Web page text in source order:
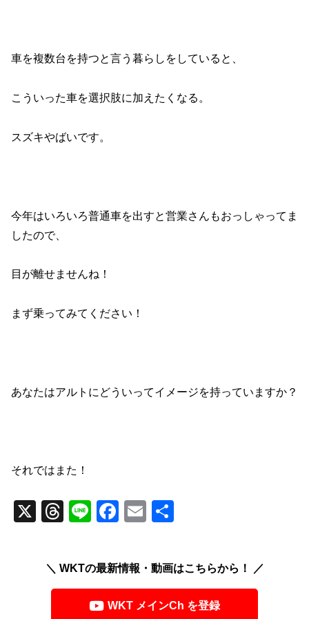
車を複数台を持つと言う暮らしをしていると、
こういった車を選択肢に加えたくなる。
スズキやばいです。
今年はいろいろ普通車を出すと営業さんもおっしゃってま
したので、
目が離せませんね！
まず乗ってみてください！
あなたはアルトにどういってイメージを持っていますか？
それではまた！
X
T
a
Li
e
F
c
e
b
E
ail
＼ WKTの最新情報・動画はこちらから！ ／
WKT メインCh を登録